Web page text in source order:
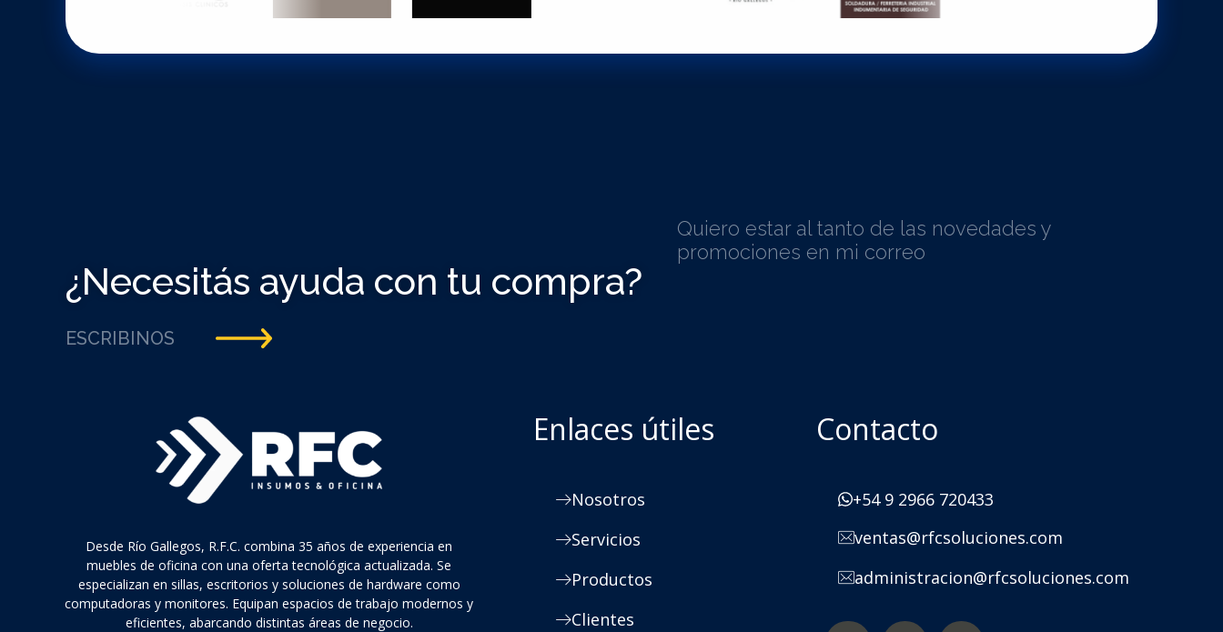
¿Necesitás ayuda con tu compra?
ESCRIBINOS
Quiero estar al tanto de las novedades y
promociones en mi correo
Desde Río Gallegos, R.F.C. combina 35 años de experiencia en
muebles de oficina con una oferta tecnológica actualizada. Se
especializan en sillas, escritorios y soluciones de hardware como
computadoras y monitores. Equipan espacios de trabajo modernos y
eficientes, abarcando distintas áreas de negocio.
Enlaces útiles
Nosotros
Servicios
Productos
Clientes
Contacto
+54 9 2966 720433
ventas@rfcsoluciones.com
administracion@rfcsoluciones.com